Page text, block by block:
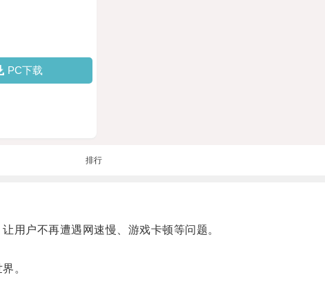
PC下载
排行
户不再遭遇网速慢、游戏卡顿等问题。
。